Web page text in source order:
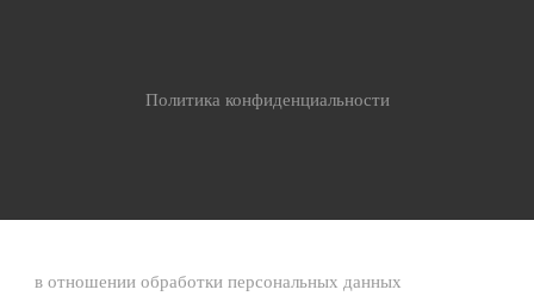
Политика конфиденциальности
в отношении обработки персональных данных